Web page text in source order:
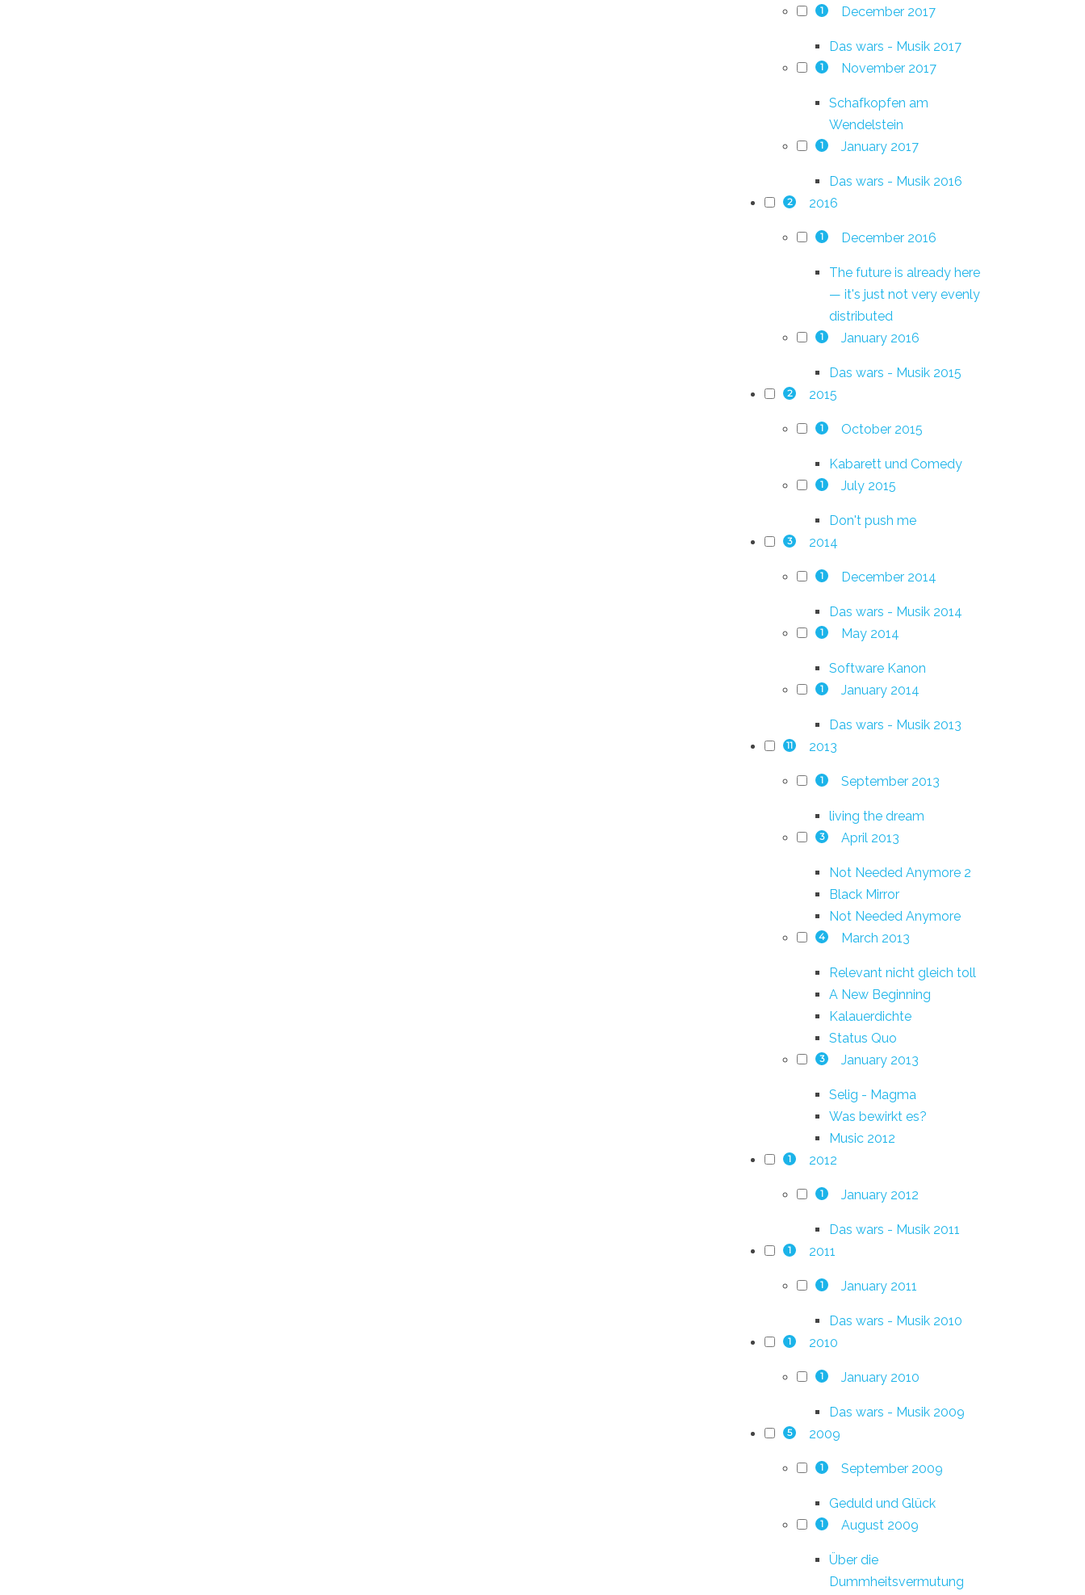
1 December 2017
Das wars - Musik 2017
1 November 2017
Schafkopfen am
Wendelstein
1 January 2017
Das wars - Musik 2016
2 2016
1 December 2016
The future is already here
— it's just not very evenly
distributed
1 January 2016
Das wars - Musik 2015
2 2015
1 October 2015
Kabarett und Comedy
1 July 2015
Don't push me
3 2014
1 December 2014
Das wars - Musik 2014
1 May 2014
Software Kanon
1 January 2014
Das wars - Musik 2013
11 2013
1 September 2013
living the dream
3 April 2013
Not Needed Anymore 2
Black Mirror
Not Needed Anymore
4 March 2013
Relevant nicht gleich toll
A New Beginning
Kalauerdichte
Status Quo
3 January 2013
Selig - Magma
Was bewirkt es?
Music 2012
1 2012
1 January 2012
Das wars - Musik 2011
1 2011
1 January 2011
Das wars - Musik 2010
1 2010
1 January 2010
Das wars - Musik 2009
5 2009
1 September 2009
Geduld und Glück
1 August 2009
Über die
Dummheitsvermutung